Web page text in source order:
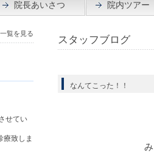
院長あいさつ 院内ツアー
スタッフブログ
なんてこった！！
一覧を見る
せてい
療致しま